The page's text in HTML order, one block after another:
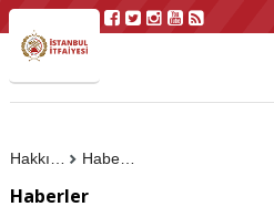
Haberler
Haberler